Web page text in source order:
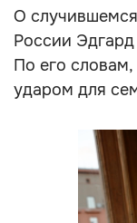
О
России
По его словам,
ударом для